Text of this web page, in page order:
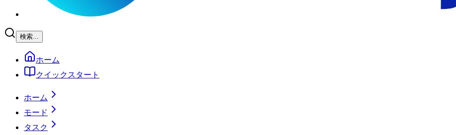
検索...
ホーム
クイックスタート
ホーム
モード
タスク